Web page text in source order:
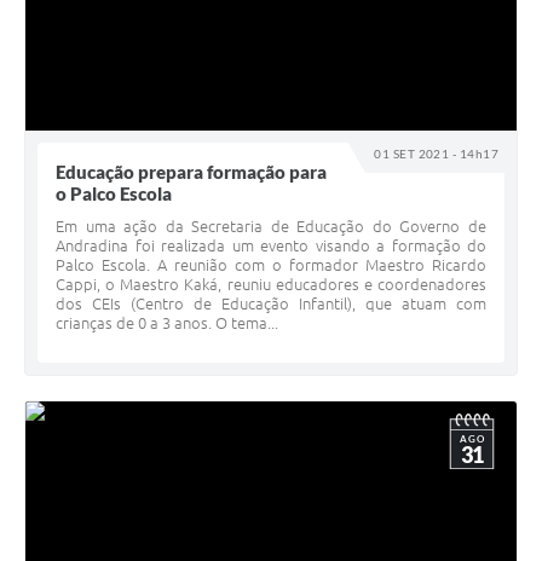
01 SET 2021 - 14h17
Educação prepara formação para
o Palco Escola
Em uma ação da Secretaria de Educação do Governo de
Andradina foi realizada um evento visando a formação do
Palco Escola. A reunião com o formador Maestro Ricardo
Cappi, o Maestro Kaká, reuniu educadores e coordenadores
dos CEIs (Centro de Educação Infantil), que atuam com
crianças de 0 a 3 anos. O tema...
AGO
31